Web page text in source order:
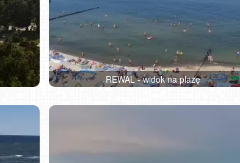
REWAL - widok na plażę